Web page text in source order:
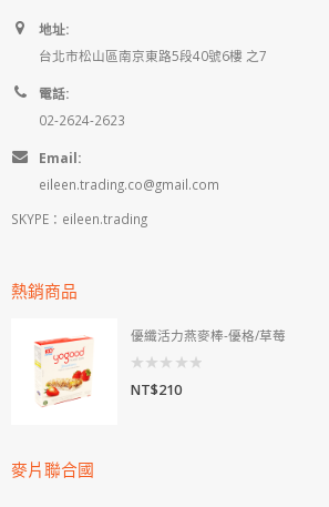
地址:
台北市松山區南京東路5段40號6樓 之7
電話:
02-2624-2623
Email:
eileen.trading.co@gmail.com
SKYPE：eileen.trading
熱銷商品
優纖活力燕麥棒-優格/草莓
out
NT$210
麥片聯合國